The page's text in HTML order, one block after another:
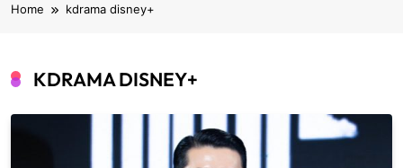
Home kdrama disney+
KDRAMA DISNEY+